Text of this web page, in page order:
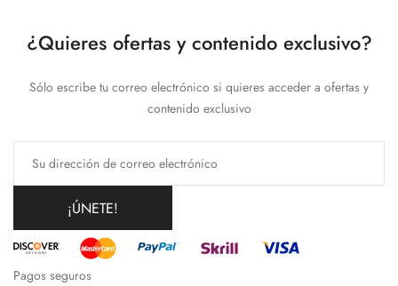
¿Quieres ofertas y contenido exclusivo?
Sólo escribe tu correo electrónico si quieres acceder a ofertas y
contenido exclusivo
¡ÚNETE!
Pagos seguros